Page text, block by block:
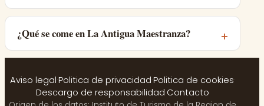
¿Qué se come en La Antigua Maestranza?
Aviso legal·Politica de privacidad·Politica de cookies·
Descargo de responsabilidad·Contacto